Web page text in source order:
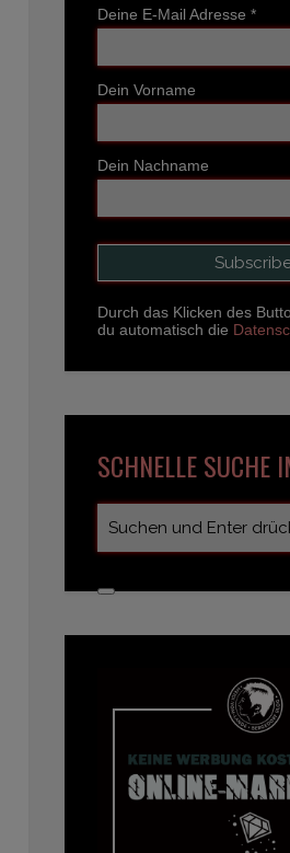
Deine E-Mail Adresse *
Dein Vorname
Dein Nachname
Durch das Klicken des
du automatisch die
SCHNELLE SUCHE